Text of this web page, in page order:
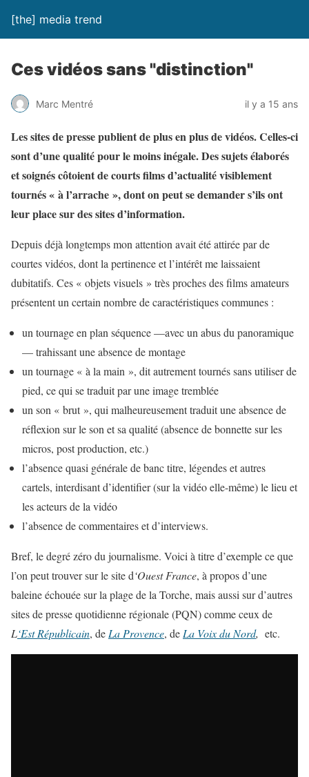
[the] media trend
Ces vidéos sans "distinction"
Marc Mentré il y a 15 ans
Les sites de presse publient de plus en plus de vidéos. Celles-ci
sont d’une qualité pour le moins inégale. Des sujets élaborés
et soignés côtoient de courts films d’actualité visiblement
tournés « à l’arrache », dont on peut se demander s’ils ont
leur place sur des sites d’information.
Depuis déjà longtemps mon attention avait été attirée par de
courtes vidéos, dont la pertinence et l’intérêt me laissaient
dubitatifs. Ces « objets visuels » très proches des films amateurs
présentent un certain nombre de caractéristiques communes :
un tournage en plan séquence —avec un abus du panoramique
— trahissant une absence de montage
un tournage « à la main », dit autrement tournés sans utiliser de
pied, ce qui se traduit par une image tremblée
un son « brut », qui malheureusement traduit une absence de
réflexion sur le son et sa qualité (absence de bonnette sur les
micros, post production, etc.)
l’absence quasi générale de banc titre, légendes et autres
cartels, interdisant d’identifier (sur la vidéo elle-même) le lieu et
les acteurs de la vidéo
l’absence de commentaires et d’interviews.
Bref, le degré zéro du journalisme. Voici à titre d’exemple ce que
l’on peut trouver sur le site d‘Ouest France, à propos d’une
baleine échouée sur la plage de la Torche, mais aussi sur d’autres
sites de presse quotidienne régionale (PQN) comme ceux de
L‘Est Républicain, de La Provence, de La Voix du Nord, etc.